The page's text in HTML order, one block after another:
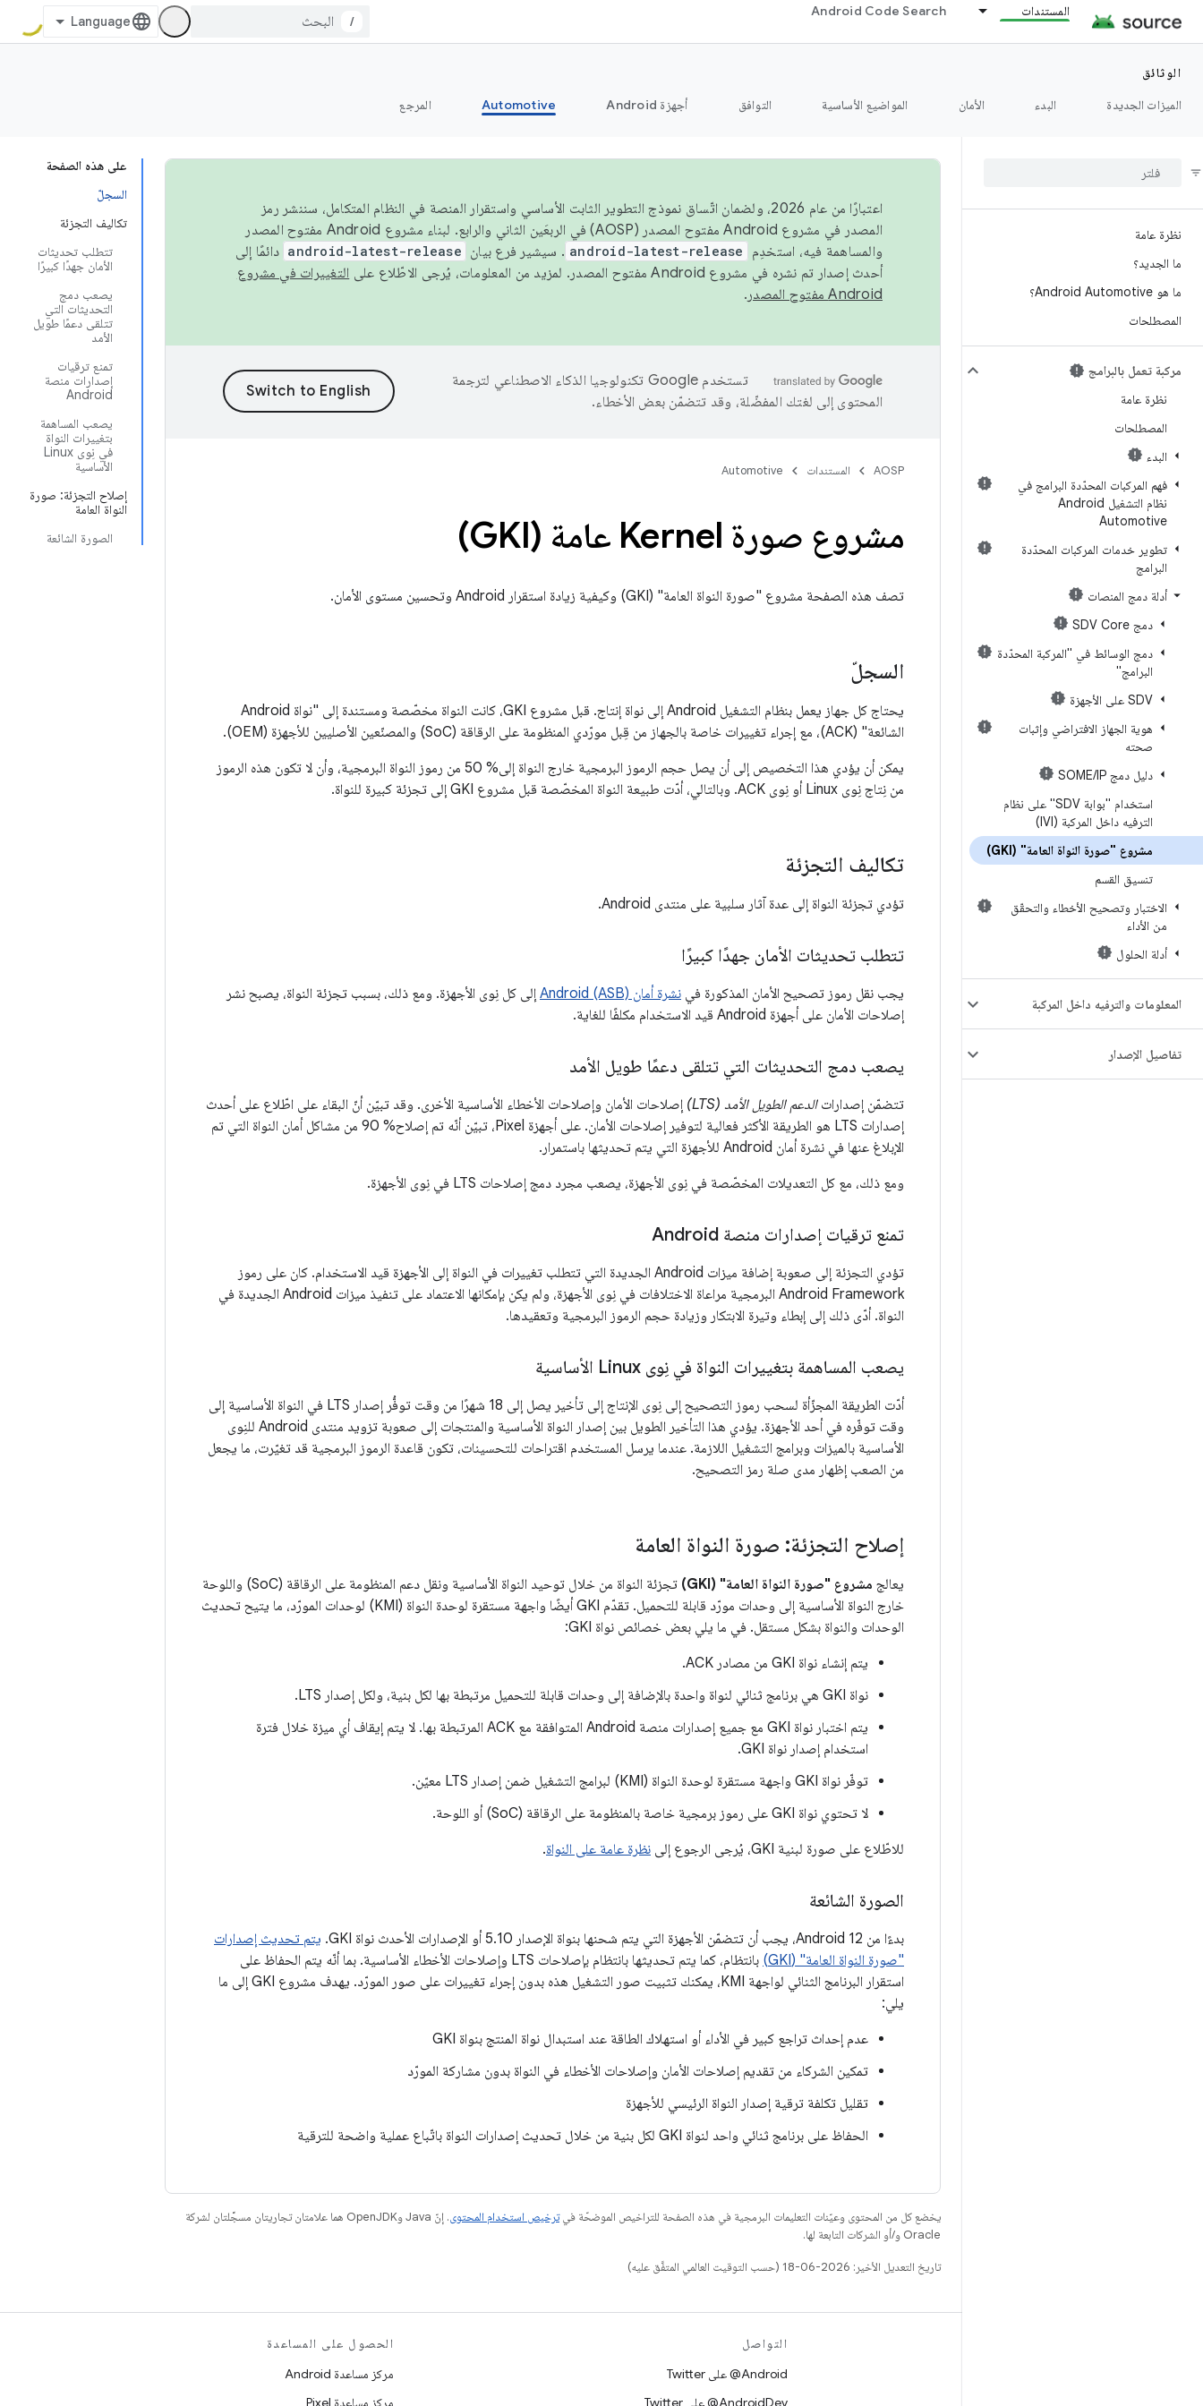
المستندات Android Code Search
/
الوثائق
الميزات الجديدة
البدء الأمان المواضيع الأساسية التوافق أجهزة Android Automotive المرجع
نظرة عامة
ما الجديد؟
ما هو Android Automotive؟
المصطلحات
مركبة تعمل بالبرامج
نظرة عامة
المصطلحات
البدء
فهم المركبات المحدّدة البرامج في
نظام التشغيل Android
Automotive
تطوير خدمات المركبات المحدّدة
البرامج
أدلة دمج المنصات
دمج SDV Core
دمج الوسائط في "المركبة المحدّدة
البرامج"
SDV على الأجهزة
هوية الجهاز الافتراضي وإثبات
صحته
دليل دمج SOME
/IP
استخدام "بوابة SDV" على نظام
الترفيه داخل المركبة (IVI)
مشروع "صورة النواة العامة" (GKI)
تنسيق القسم
الاختبار وتصحيح الأخطاء والتحقّق
من الأداء
أدلة الحلول
المعلومات والترفيه داخل المركبة
تفاصيل الإصدار
على هذه الصفحة
السجلّ
تكاليف التجزئة
تتطلب تحديثات
الأمان جهدًا كبيرًا
يصعب دمج
التحديثات التي
تتلقى دعمًا طويل
الأمد
تمنع ترقيات
إصدارات منصة
Android
يصعب المساهمة
بتغييرات النواة
في نِوى Linux
الأساسية
إصلاح التجزئة: صورة
النواة العامة
الصورة الشائعة
اعتبارًا من عام 2026، ولضمان اتّساق نموذج التطوير الثابت الأساسي واستقرار المنصة في النظام المتكامل، سننشر رمز
المصدر في مشروع Android مفتوح المصدر (AOSP) في الربعَين الثاني والرابع. لبناء مشروع Android مفتوح المصدر
والمساهمة فيه، استخدِم
android-latest-release . سيشير فرع بيان android-latest-release دائمًا إلى
أحدث إصدار تم نشره في مشروع Android مفتوح المصدر. لمزيد من المعلومات، يُرجى الاطّلاع على
التغييرات في مشروع
Android مفتوح المصدر
.
تستخدم Google تكنولوجيا الذكاء الاصطناعي لترجمة
المحتوى إلى لغتك المفضّلة، وقد تتضمّن بعض الأخطاء.
AOSP المستندات Automotive
مشروع صورة Kernel عامة (GKI)
تصف هذه الصفحة مشروع "صورة النواة العامة" (GKI) وكيفية زيادة استقرار Android وتحسين مستوى الأمان.
السجلّ
يحتاج كل جهاز يعمل بنظام التشغيل Android إلى نواة إنتاج. قبل مشروع GKI، كانت النواة مخصّصة ومستندة إلى "نواة Android
الشائعة" (ACK)، مع إجراء تغييرات خاصة بالجهاز من قِبل مورّدي المنظومة على الرقاقة (SoC) والمصنّعين الأصليين للأجهزة (OEM).
يمكن أن يؤدي هذا التخصيص إلى أن يصل حجم الرموز البرمجية خارج النواة إلى% 50 من رموز النواة البرمجية، وأن لا تكون هذه الرموز
من نِتاج نِوى Linux أو نِوى ACK. وبالتالي، أدّت طبيعة النواة المخصّصة قبل مشروع GKI إلى تجزئة كبيرة للنواة.
تكاليف التجزئة
تؤدي تجزئة النواة إلى عدة آثار سلبية على منتدى Android.
تتطلب تحديثات الأمان جهدًا كبيرًا
يجب نقل رموز تصحيح الأمان المذكورة في نشرة أمان Android (ASB)
إلى كل نِوى الأجهزة. ومع ذلك، بسبب تجزئة النواة، يصبح نشر
إصلاحات الأمان على أجهزة Android قيد الاستخدام مكلفًا للغاية.
يصعب دمج التحديثات التي تتلقى دعمًا طويل الأمد
تتضمّن إصداراتالدعم الطويل الأمد (LTS)
إصلاحات الأمان وإصلاحات الأخطاء الأساسية الأخرى. وقد تبيّن أنّ البقاء على اطّلاع على أحدث
إصدارات LTS هو الطريقة الأكثر فعالية لتوفير إصلاحات الأمان. على أجهزة Pixel، تبيّن أنّه تم إصلاح% 90 من مشاكل أمان النواة التي تم
الإبلاغ عنها في نشرة أمان Android للأجهزة التي يتم تحديثها باستمرار.
ومع ذلك، مع كل التعديلات المخصّصة في نِوى الأجهزة، يصعب مجرد دمج إصلاحات LTS في نِوى الأجهزة.
تمنع ترقيات إصدارات منصة Android
تؤدي التجزئة إلى صعوبة إضافة ميزات Android الجديدة التي تتطلب تغييرات في النواة إلى الأجهزة قيد الاستخدام. كان على رموز
Android Framework البرمجية مراعاة الاختلافات في نِوى الأجهزة، ولم يكن بإمكانها الاعتماد على تنفيذ ميزات Android الجديدة في
النواة. أدّى ذلك إلى إبطاء وتيرة الابتكار وزيادة حجم الرموز البرمجية وتعقيدها.
يصعب المساهمة بتغييرات النواة في نِوى Linux الأساسية
أدّت الطريقة المجزّأة لسحب رموز التصحيح إلى نِوى الإنتاج إلى تأخير يصل إلى 18 شهرًا من وقت توفُّر إصدار LTS في النواة الأساسية إلى
وقت توفّره في أحد الأجهزة. يؤدي هذا التأخير الطويل بين إصدار النواة الأساسية والمنتجات إلى صعوبة تزويد منتدى Android للنِوى
الأساسية بالميزات وبرامج التشغيل اللازمة. عندما يرسل المستخدم اقتراحات للتحسينات، تكون قاعدة الرموز البرمجية قد تغيّرت، ما يجعل
من الصعب إظهار مدى صلة رمز التصحيح.
إصلاح التجزئة: صورة النواة العامة
يعالج مشروع "صورة النواة العامة" (GKI)
تجزئة النواة من خلال توحيد النواة الأساسية ونقل دعم المنظومة على الرقاقة (SoC) واللوحة
خارج النواة الأساسية إلى وحدات مورّد قابلة للتحميل. تقدّم GKI أيضًا واجهة مستقرة لوحدة النواة (KMI) لوحدات المورّد، ما يتيح تحديث
الوحدات والنواة بشكل مستقل. في ما يلي بعض خصائص نواة GKI:
يتم إنشاء نواة GKI من مصادر ACK.
نواة GKI هي برنامج ثنائي لنواة واحدة بالإضافة إلى وحدات قابلة للتحميل مرتبطة بها لكل بنية، ولكل إصدار LTS.
يتم اختبار نواة GKI مع جميع إصدارات منصة Android المتوافقة مع ACK المرتبطة بها. لا يتم إيقاف أي ميزة خلال فترة
استخدام إصدار نواة GKI.
توفّر نواة GKI واجهة مستقرة لوحدة النواة (KMI) لبرامج التشغيل ضمن إصدار LTS معيّن.
لا تحتوي نواة GKI على رموز برمجية خاصة بالمنظومة على الرقاقة (SoC) أو اللوحة.
للاطّلاع على صورة لبنية GKI، يُرجى الرجوع إلى
نظرة عامة على النواة.
الصورة الشائعة
بدءًا من Android 12، يجب أن تتضمّن الأجهزة التي يتم شحنها بنواة الإصدار 5.10 أو الإصدارات الأحدث نواة GKI.
يتم تحديث إصدارات
"صورة النواة العامة" (GKI)
بانتظام، كما يتم تحديثها بانتظام بإصلاحات LTS وإصلاحات الأخطاء الأساسية. بما أنّه يتم الحفاظ على
استقرار البرنامج الثنائي لواجهة KMI، يمكنك تثبيت صور التشغيل هذه بدون إجراء تغييرات على صور المورّد. يهدف مشروع GKI إلى ما
يلي:
عدم إحداث تراجع كبير في الأداء أو استهلاك الطاقة عند استبدال نواة المنتج بنواة GKI
تمكين الشركاء من تقديم إصلاحات الأمان وإصلاحات الأخطاء في النواة بدون مشاركة المورّد
تقليل تكلفة ترقية إصدار النواة الرئيسي للأجهزة
الحفاظ على برنامج ثنائي واحد لنواة GKI لكل بنية من خلال تحديث إصدارات النواة باتّباع عملية واضحة للترقية
يخضع كل من المحتوى وعيّنات التعليمات البرمجية في هذه الصفحة للتراخيص الموضحّة فيترخيص استخدام المحتوى
. إنّ Java وOpenJDK هما علامتان تجاريتان مسجَّلتان لشركة
Oracle و/أو الشركات التابعة لها.
تاريخ التعديل الأخير: 2026-06-18 (حسب التوقيت العالمي المتفَّق عليه)
التواصل
‎@Android على Twitter
‎@AndroidDev على Twitter
الحصول على المساعدة
مركز مساعدة Android
مركز مساعدة Pixel